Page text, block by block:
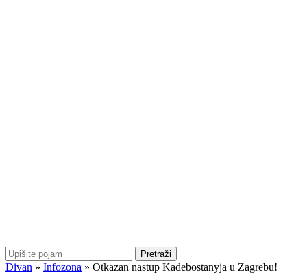
Pretraži
Divan » Infozona » Otkazan nastup Kadebostanyja u Zagrebu!